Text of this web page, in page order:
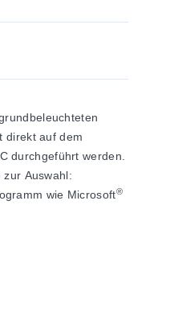
direkt auf dem
durchgeführt werden.
Auswahl:
wie Microsoft®